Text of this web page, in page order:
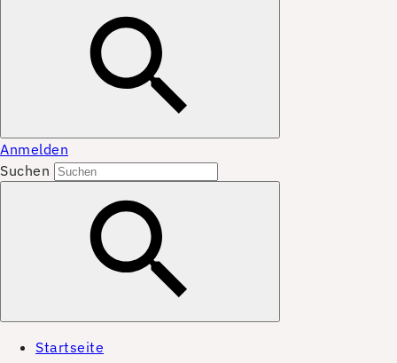
Anmelden
Suchen
Startseite